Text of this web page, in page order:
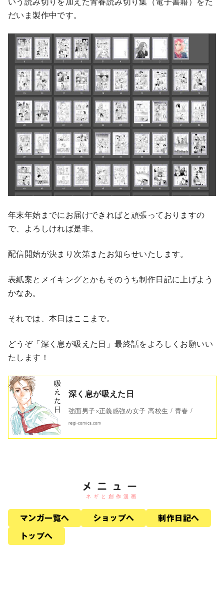
だいま製作中です。
年末年始までにお届けできればと頑張っておりますの
で、よろしければ是非。
配信開始が決まり次第またお知らせいたします。
表紙案とメイキングとかもそのうち制作日記に上げよう
かなあ。
それでは、本日はここまで。
どうぞ「深く息が吸えた日」最終話をよろしくお願いい
たします！
深く息が吸えた日
強面男子×正義感強め女子 高校生 / 青春 /
negi-comics.com
メニュー
マンガ一覧へ ショップへ 制作日記へ
トップへ